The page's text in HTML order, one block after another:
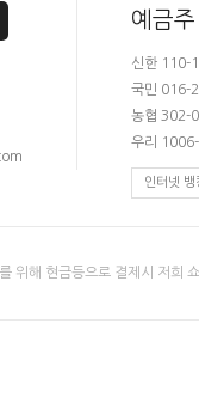
예금
신한 110-
국민 016-
농협 302-
우리
인터넷 뱅
위해 현금등으로 결제시 저희